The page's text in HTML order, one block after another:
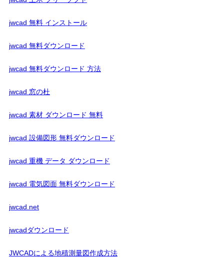
jwcad 無料 インストール
jwcad 無料ダウンロード
jwcad 無料ダウンロード 方法
jwcad 窓の杜
jwcad 素材 ダウンロード 無料
jwcad 設備図形 無料ダウンロード
jwcad 重機 データ ダウンロード
jwcad 電気図面 無料ダウンロード
jwcad.net
jwcadダウンロード
JWCADによる地積測量図作成方法